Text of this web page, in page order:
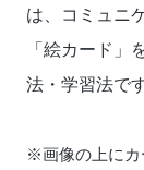
は、コミュニ
「絵カード
法・学習法です
※画像の上にカ